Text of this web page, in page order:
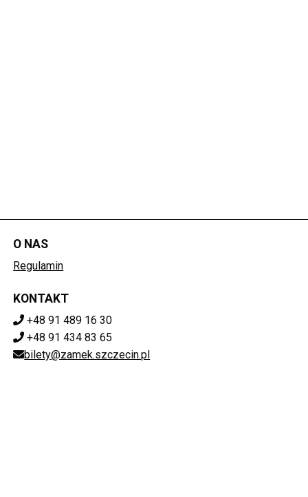
O NAS
Regulamin
KONTAKT
+48 91 489 16 30
+48 91 434 83 65
bilety@zamek.szczecin.pl